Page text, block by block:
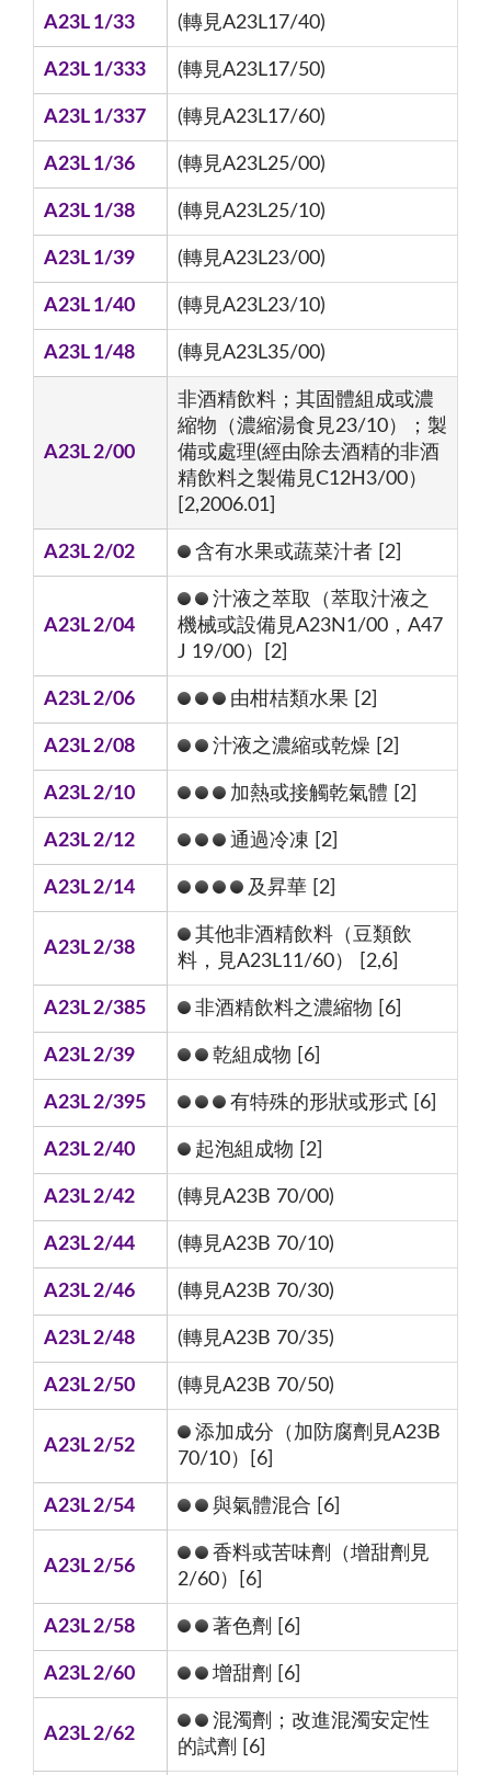
A23L 1/33 (轉見A23L17/40)
A23L 1/333 (轉見A23L17/50)
A23L 1/337 (轉見A23L17/60)
A23L 1/36 (轉見A23L25/00)
A23L 1/38 (轉見A23L25/10)
A23L 1/39 (轉見A23L23/00)
A23L 1/40 (轉見A23L23/10)
A23L 1/48 (轉見A23L35/00)
A23L 2/00
非酒精飲料；其固體組成或濃
縮物（濃縮湯食見23/10）；製
備或處理(經由除去酒精的非酒
精飲料之製備見C12H3/00）
[2,2006.01]
A23L 2/02 含有水果或蔬菜汁者 [2]
A23L 2/04
汁液之萃取（萃取汁液之
機械或設備見A23N1/00，A47
J 19/00）[2]
A23L 2/06 由柑桔類水果 [2]
A23L 2/08 汁液之濃縮或乾燥 [2]
A23L 2/10 加熱或接觸乾氣體 [2]
A23L 2/12 通過冷凍 [2]
A23L 2/14 及昇華 [2]
A23L 2/38
其他非酒精飲料（豆類飲
料，見A23L11/60） [2,6]
A23L 2/385 非酒精飲料之濃縮物 [6]
A23L 2/39 乾組成物 [6]
A23L 2/395 有特殊的形狀或形式 [6]
A23L 2/40 起泡組成物 [2]
A23L 2/42 (轉見A23B 70/00)
A23L 2/44 (轉見A23B 70/10)
A23L 2/46 (轉見A23B 70/30)
A23L 2/48 (轉見A23B 70/35)
A23L 2/50 (轉見A23B 70/50)
A23L 2/52
添加成分（加防腐劑見A23B
70/10）[6]
A23L 2/54 與氣體混合 [6]
A23L 2/56
香料或苦味劑（增甜劑見
2/60）[6]
A23L 2/58 著色劑 [6]
A23L 2/60 增甜劑 [6]
A23L 2/62
混濁劑；改進混濁安定性
的試劑 [6]